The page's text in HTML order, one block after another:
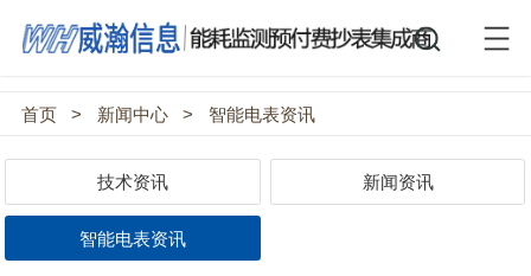
首页 > 新闻中心 > 智能电表资讯
技术资讯 新闻资讯
智能电表资讯